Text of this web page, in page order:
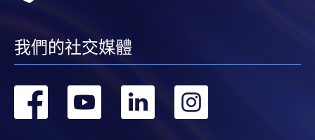
我們的社交媒體
轉 轉 轉 轉